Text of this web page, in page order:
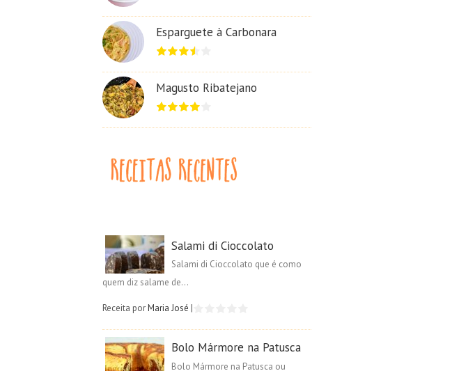
Esparguete à Carbonara
Magusto Ribatejano
Salami di Cioccolato
Salami di Cioccolato que é como
quem diz salame de...
Receita porMaria José |
Bolo Mármore na Patusca
Bolo Mármore na Patusca ou